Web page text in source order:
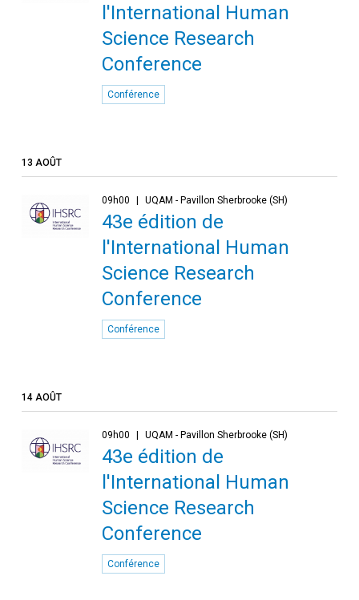
l'International Human
Science Research
Conference
Conférence
13 AOÛT
09h00 UQAM - Pavillon Sherbrooke (SH)
43e édition de
l'International Human
Science Research
Conference
Conférence
14 AOÛT
09h00 UQAM - Pavillon Sherbrooke (SH)
43e édition de
l'International Human
Science Research
Conference
Conférence